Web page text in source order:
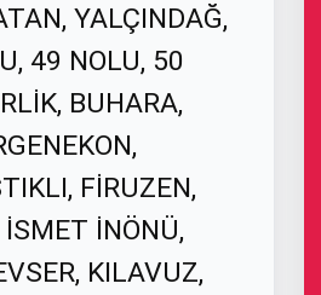
YALÇINDAĞ,
49 NOLU, 50
BUHARA,
FİRUZEN,
İNÖNÜ,
KILAVUZ,